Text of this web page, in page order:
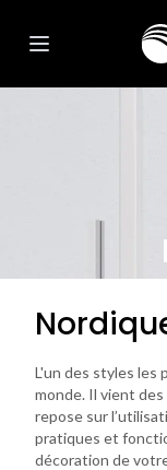
L'un des styles les
monde. Il vient
repose sur
pratiques et
décoration de